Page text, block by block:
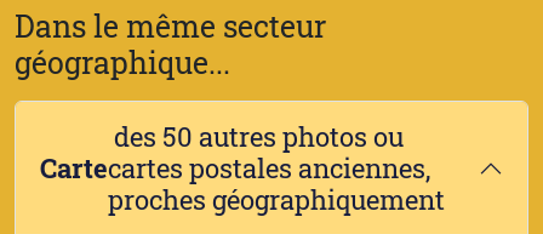
Dans le même secteur
géographique...
Carte
des 50 autres photos ou
cartes postales anciennes,
proches géographiquement